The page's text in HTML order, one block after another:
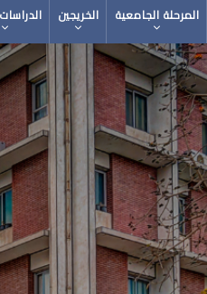
المرحلة الجامعية الخريجين